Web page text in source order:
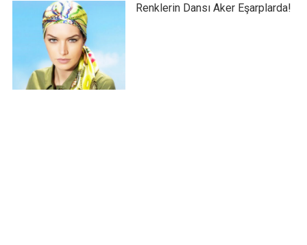
Renklerin Dansı Aker Eşarplarda!